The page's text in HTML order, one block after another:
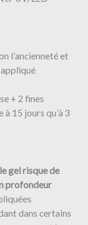
l’ancienneté et
+ 2 fines
15 jours qu’à 3
gel risque de
profondeur
dans certains